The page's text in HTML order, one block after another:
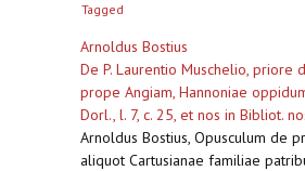
Tagged
Arnoldus Bostius
De P. Laurentio Muschelio, priore
prope Angiam, Hannoniae
Dorl., l. 7, c. 25, et nos in Bibliot.
Arnoldus Bostius, Opusculum de
aliquot Cartusianae familiae